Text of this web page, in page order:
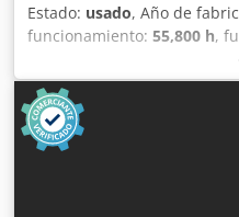
Estado: usado, Año de
funcionamiento: 55,800 h,
volumen de
inyección:2,000 bar, peso
transportador de tornillo:
Aleylpyve Ioha Plazo de
pago: 100% antes de la